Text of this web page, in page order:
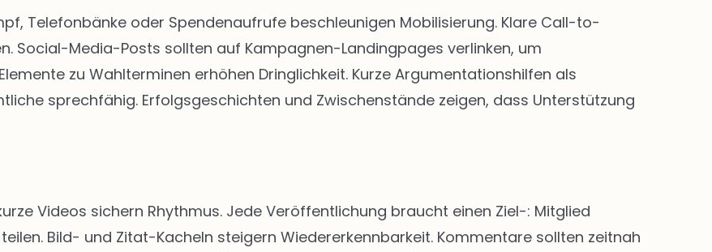
Telefonbänke oder Spendenaufrufe beschleunigen Mobilisierung. Klare Call-to-
Social-Media-Posts sollten auf Kampagnen-Landingpages verlinken, um
zu Wahlterminen erhöhen Dringlichkeit. Kurze Argumentationshilfen als
sprechfähig. Erfolgsgeschichten und Zwischenstände zeigen, dass Unterstützung
Videos sichern Rhythmus. Jede Veröffentlichung braucht einen Ziel-: Mitglied
Bild- und Zitat-Kacheln steigern Wiedererkennbarkeit. Kommentare sollten zeitnah